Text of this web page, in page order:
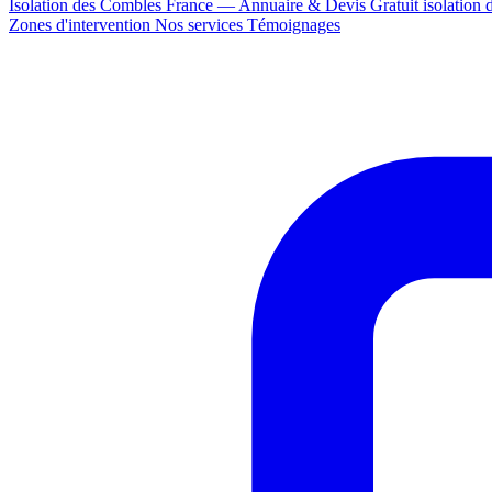
Isolation des Combles France — Annuaire & Devis Gratuit isolation
Zones d'intervention Nos services Témoignages